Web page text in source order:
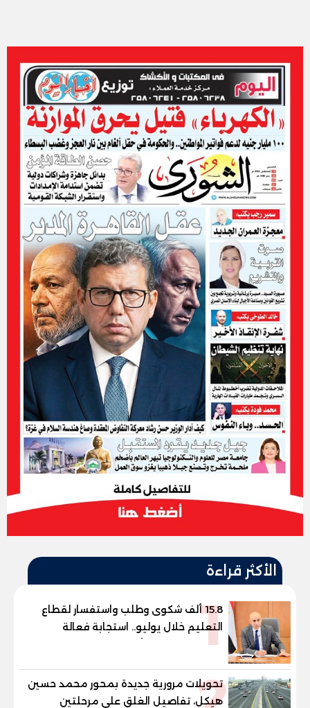
الأكثر قراءة
115.8 ألف شكوى وطلب واستفسار لقطاع
التعليم خلال يوليو.. استجابة فعالة
لشكاوى الطلاب وأولياء الأمور
تحويلات مرورية جديدة بمحور محمد حسين
هيكل، تفاصيل الغلق على مرحلتين